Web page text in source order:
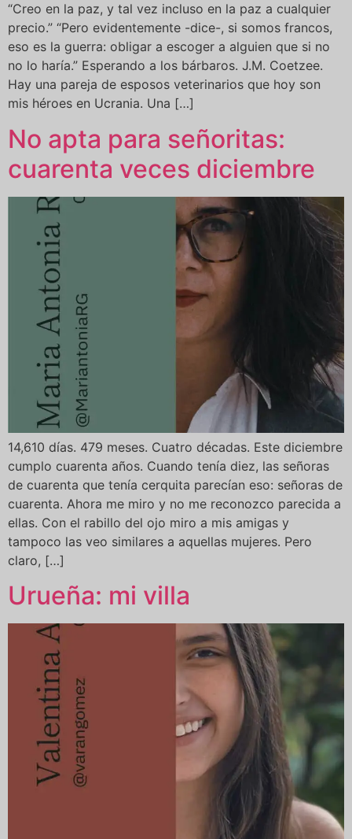
“Creo en la paz, y tal vez incluso en la paz a cualquier
precio.” “Pero evidentemente -dice-, si somos francos,
eso es la guerra: obligar a escoger a alguien que si no
no lo haría.” Esperando a los bárbaros. J.M. Coetzee.
Hay una pareja de esposos veterinarios que hoy son
mis héroes en Ucrania. Una […]
No apta para señoritas:
cuarenta veces diciembre
14,610 días. 479 meses. Cuatro décadas. Este diciembre
cumplo cuarenta años. Cuando tenía diez, las señoras
de cuarenta que tenía cerquita parecían eso: señoras de
cuarenta. Ahora me miro y no me reconozco parecida a
ellas. Con el rabillo del ojo miro a mis amigas y
tampoco las veo similares a aquellas mujeres. Pero
claro, […]
Urueña: mi villa